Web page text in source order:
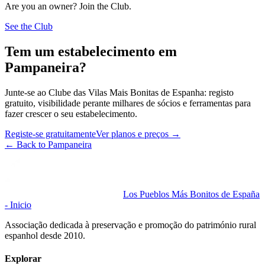
Are you an owner? Join the Club.
See the Club
Tem um estabelecimento em
Pampaneira?
Junte-se ao Clube das Vilas Mais Bonitas de Espanha: registo
gratuito, visibilidade perante milhares de sócios e ferramentas para
fazer crescer o seu estabelecimento.
Registe-se gratuitamenteVer planos e preços →
← Back to Pampaneira
Los Pueblos Más Bonitos de España
- Inicio
Associação dedicada à preservação e promoção do património rural
espanhol desde 2010.
Explorar